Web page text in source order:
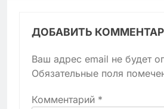
ДОБАВИТЬ
Ваш адрес email не будет
Обязательные поля
Комментарий *